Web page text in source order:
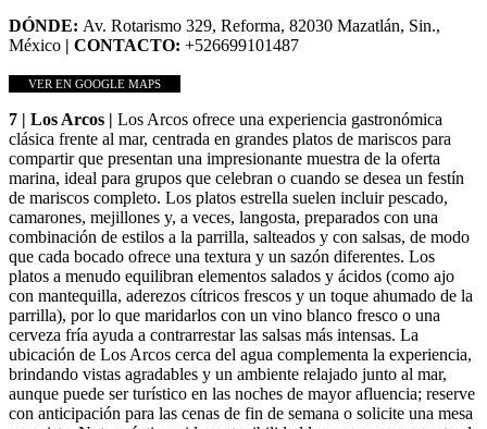
DÓNDE: Av. Rotarismo 329, Reforma, 82030 Mazatlán, Sin.,
México | CONTACTO: +526699101487
VER EN GOOGLE MAPS
7 | Los Arcos | Los Arcos ofrece una experiencia gastronómica
clásica frente al mar, centrada en grandes platos de mariscos para
compartir que presentan una impresionante muestra de la oferta
marina, ideal para grupos que celebran o cuando se desea un festín
de mariscos completo. Los platos estrella suelen incluir pescado,
camarones, mejillones y, a veces, langosta, preparados con una
combinación de estilos a la parrilla, salteados y con salsas, de modo
que cada bocado ofrece una textura y un sazón diferentes. Los
platos a menudo equilibran elementos salados y ácidos (como ajo
con mantequilla, aderezos cítricos frescos y un toque ahumado de la
parrilla), por lo que maridarlos con un vino blanco fresco o una
cerveza fría ayuda a contrarrestar las salsas más intensas. La
ubicación de Los Arcos cerca del agua complementa la experiencia,
brindando vistas agradables y un ambiente relajado junto al mar,
aunque puede ser turístico en las noches de mayor afluencia; reserve
con anticipación para las cenas de fin de semana o solicite una mesa